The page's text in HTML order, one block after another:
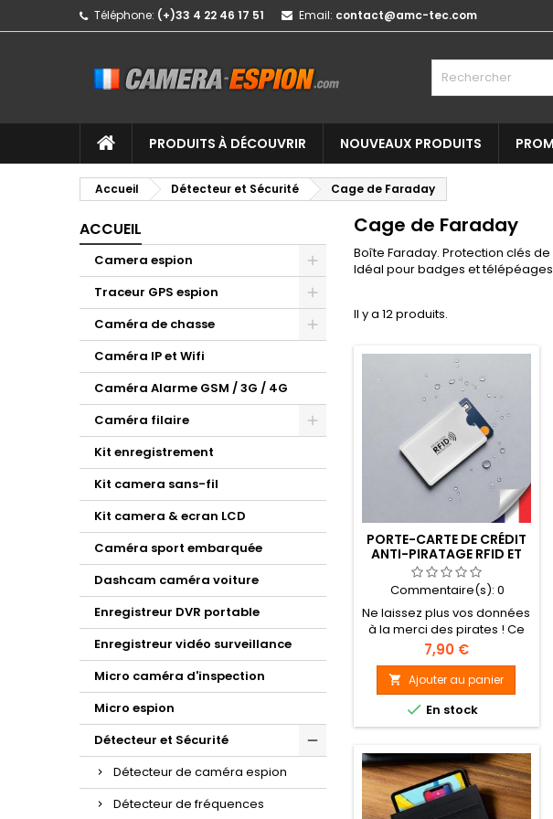
Téléphone: (+)33 4 22 46 17 51 Email: contact@amc-tec.com
PRODUITS À DÉCOUVRIR NOUVEAUX PRODUITS
Accueil Détecteur et Sécurité Cage de Faraday
ACCUEIL
Camera espion
Traceur GPS espion
Caméra de chasse
Caméra IP et Wifi
Caméra Alarme GSM / 3G / 4G
Caméra filaire
Kit enregistrement
Kit camera sans-fil
Kit camera & ecran LCD
Caméra sport embarquée
Dashcam caméra voiture
Enregistreur DVR portable
Enregistreur vidéo surveillance
Micro caméra d'inspection
Micro espion
Détecteur et Sécurité
Détecteur de caméra espion
Détecteur de fréquences
Cage de Faraday
Boîte Faraday. Protection clés
Idéal pour badges et
Il y a 12 produits.
PORTE-CARTE DE CRÉDIT
ANTI-PIRATAGE RFID ET
NFC
Commentaire(s): 0
Ne laissez plus vos données
à la merci des pirates ! Ce
porte-carte anti RFID/NFC
protège efficacement vos
cartes bancaires. Fin, fiable,
certifié TÜV.
Prix
7,90 €
 Ajouter au panier
 En stock